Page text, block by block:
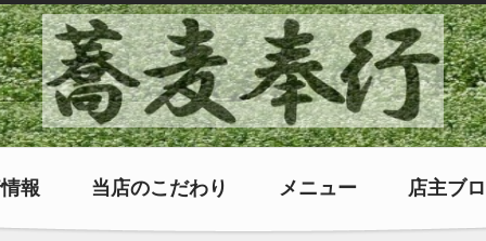
報 当店のこだわり メニュー 店主ブ